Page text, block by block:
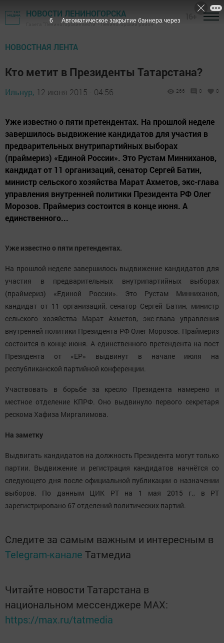
НОВОСТИ ЛЕНИНОГОРСКА
Газета "Лениногорские вести" - Лениногорский район
НОВОСТНАЯ ЛЕНТА
Кто метит в Президенты Татарстана?
Ильнур, 12 июня 2015 - 04:56 266 0 0
Уже известно о пяти претендентах. На прошлой неделе
завершилось выдвижение кандидатов для участия в
предварительных внутрипартийных выборах
(праймериз) «Единой России». Это Рустам Минниханов,
кандидат от 11 организаций, сенатор Сергей Батин,
министр сельского хозяйства Марат Ахметов, экс-глава
управления внутренней политики Президента РФ Олег
Морозов. Праймериз состоится в конце июня. А
единственного...
Уже известно о пяти претендентах.
На прошлой неделе завершилось выдвижение кандидатов для
участия в предварительных внутрипартийных выборах
(праймериз) «Единой России». Это Рустам Минниханов,
кандидат от 11 организаций, сенатор Сергей Батин, министр
сельского хозяйства Марат Ахметов, экс-глава управления
внутренней политики Президента РФ Олег Морозов. Праймериз
состоится в конце июня. А единственного претендента на пост
Президента от «ЕР» выдвинут в начале июля на
республиканской партийной конференции.
Участвовать в борьбе за кресло Президента намерено и
местное отделение КПРФ. Оно выдвинуло первого секретаря
рескома Хафиза Миргалимова.
На заметку
Выдвигать кандидатов на должность Президента могут только
партии. Выдвижение и регистрация кандидатов начнётся со
следующего дня после официальной публикации о назначении
выборов. По данным ЦИК РТ на 1 мая 2015 г., в РТ
зарегистрировано 67 отделений политических партий.
Следите за самым важным и интересным в
Telegram-канале Татмедиа
Читайте новости Татарстана в
национальном мессенджере MАХ:
https://max.ru/tatmedia
6 Автоматическое закрытие баннера через